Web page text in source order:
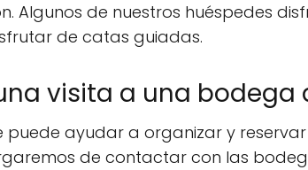
Algunos de nuestros huéspedes
de catas guiadas.
visita a una bodega
puede ayudar a organizar y
de contactar con las